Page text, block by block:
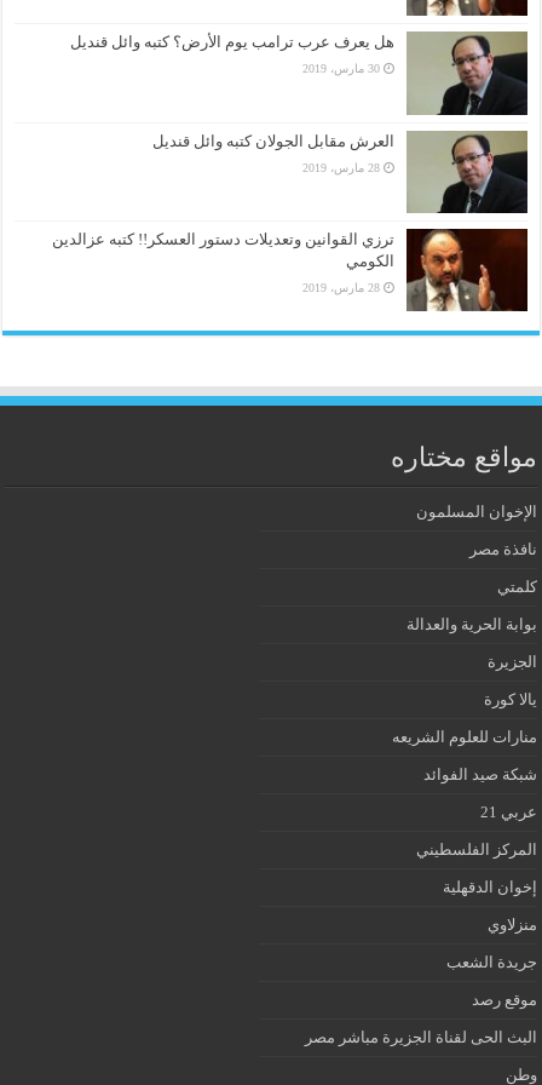
هل يعرف عرب ترامب يوم الأرض؟ كتبه وائل قنديل
30 مارس، 2019
العرش مقابل الجولان كتبه وائل قنديل
28 مارس، 2019
ترزي القوانين وتعديلات دستور العسكر!! كتبه عزالدين
الكومي
28 مارس، 2019
مواقع مختاره
الإخوان المسلمون
نافذة مصر
كلمتي
بوابة الحرية والعدالة
الجزيرة
يالا كورة
منارات للعلوم الشريعه
شبكة صيد الفوائد
عربي 21
المركز الفلسطيني
إخوان الدقهلية
منزلاوي
جريدة الشعب
موقع رصد
البث الحى لقناة الجزيرة مباشر مصر
وطن